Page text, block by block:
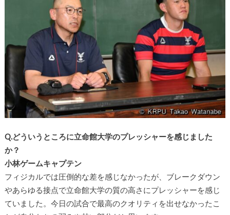
Q.どういうところに立命館大学のプレッシャーを感じました
か？
小林ゲームキャプテン
フィジカルでは圧倒的な差を感じなかったが、ブレークダウン
やあらゆる接点で立命館大学の質の高さにプレッシャーを感じ
ていました。今日の試合で最高のクオリティを出せなかったこ